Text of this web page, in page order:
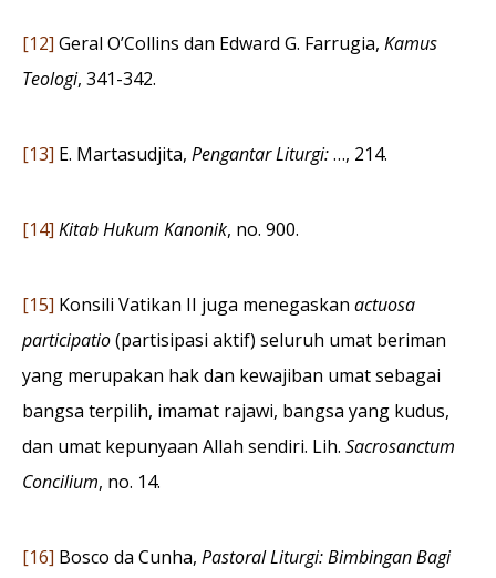
[12] Geral O’Collins dan Edward G. Farrugia, Kamus
Teologi, 341-342.
[13] E. Martasudjita, Pengantar Liturgi:…, 214.
[14] Kitab Hukum Kanonik, no. 900.
[15] Konsili Vatikan II juga menegaskan actuosa
participatio(partisipasi aktif) seluruh umat beriman
yang merupakan hak dan kewajiban umat sebagai
bangsa terpilih, imamat rajawi, bangsa yang kudus,
dan umat kepunyaan Allah sendiri. Lih. Sacrosanctum
Concilium, no. 14.
[16] Bosco da Cunha, Pastoral Liturgi: Bimbingan Bagi